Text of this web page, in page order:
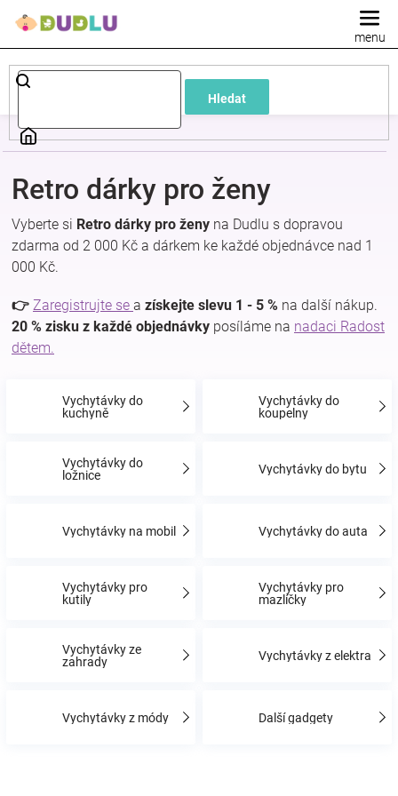
Hledat
Dětské
a
Pokojíček
a
kojenecká
oblečení
Retro dárky pro ženy
Vyberte si Retro dárky pro ženy na Dudlu s dopravou
zdarma od 2 000 Kč a dárkem ke každé objednávce nad 1
000 Kč.
👉 Zaregistrujte se a získejte slevu 1 - 5 % na další nákup.
20 % zisku z každé objednávky posíláme na nadaci Radost
dětem.
Vychytávky do
kuchyně
Vychytávky do
koupelny
Vychytávky do
ložnice
Vychytávky do bytu
Vychytávky na mobil Vychytávky do auta
Vychytávky pro
kutily
Vychytávky pro
mazlíčky
Vychytávky ze
zahrady
Vychytávky z elektra
Vychytávky z módy Další gadgety